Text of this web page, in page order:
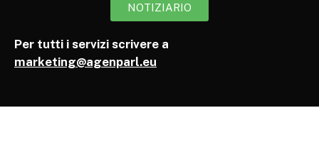
NOTIZIARIO
Per tutti i servizi scrivere a
marketing@agenparl.eu